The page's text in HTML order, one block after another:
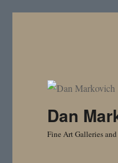
Dan
Fine Art Galleries and